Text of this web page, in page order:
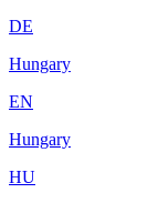
DE
Hungary
EN
Hungary
HU